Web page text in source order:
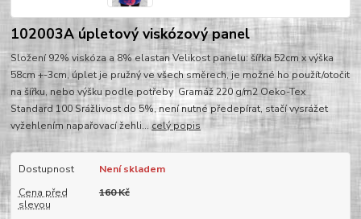
102003A úpletový viskózový panel
Složení 92% viskóza a 8% elastan Velikost panelu: šířka 52cm x výška
58cm +-3cm, úplet je pružný ve všech směrech, je možné ho použít/otočit
na šířku, nebo výšku podle potřeby Gramáž 220 g/m2 Oeko-Tex
Standard 100 Srážlivost do 5%, není nutné předepírat, stačí vysrážet
vyžehlením napařovací žehli...celý popis
Dostupnost
Není skladem
Cena před
slevou
160 Kč